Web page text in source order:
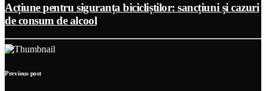
Acțiune pentru siguranța bicicliștilor: sancțiuni și cazuri
de consum de alcool
Previous post